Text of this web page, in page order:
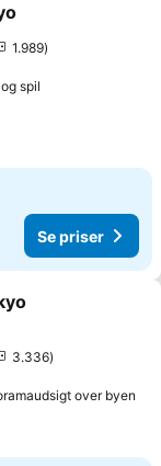
1.989
spil
Se priser
3.336
over byen